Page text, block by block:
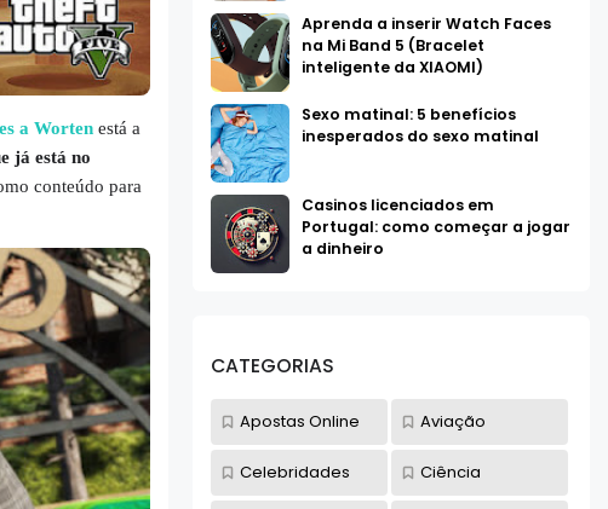
a Wortenestá a
já está no
conteúdo para
Aprenda a inserir Watch Faces
na Mi Band 5 (Bracelet
inteligente da XIAOMI)
Sexo matinal: 5 benefícios
inesperados do sexo matinal
Casinos licenciados em
Portugal: como começar a jogar
a dinheiro
CATEGORIAS
Apostas Online Aviação
Celebridades Ciência